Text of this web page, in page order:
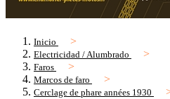
Inicio
Electricidad / Alumbrado
Faros
Marcos de faro
Cerclage de phare années 1930